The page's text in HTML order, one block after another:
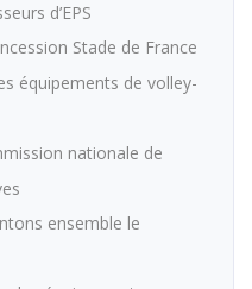
d’EPS
Stade de France
équipements de volley-
nationale de
ensemble le